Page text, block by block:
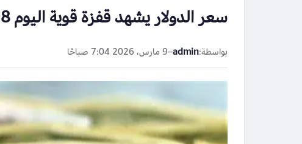
سعر الدولار يشهد قفزة قوية اليوم 8 مارس 2026 وغداً مفاجأة كبرى
بواسطة:admin
–9 مارس، 2026 7:04 صباحًا